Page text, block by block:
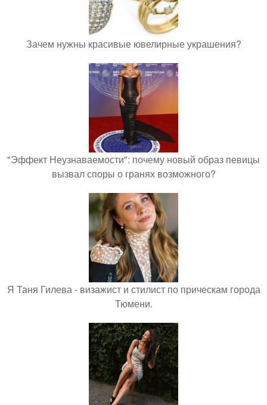
Зачем нужны красивые ювелирные украшения?
"Эффект Неузнаваемости": почему новый образ певицы
вызвал споры о гранях возможного?
Я Таня Гилева - визажист и стилист по прическам города
Тюмени.